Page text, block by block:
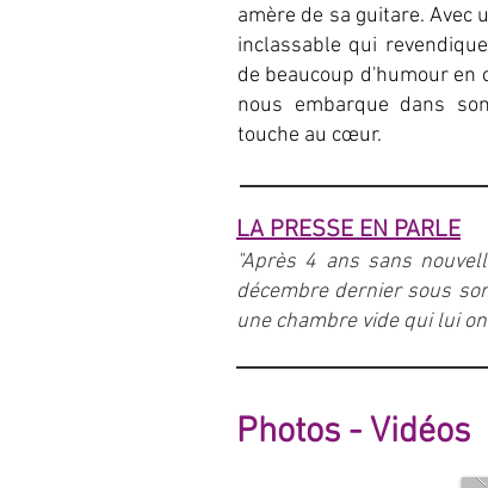
amère de sa guitare. Avec
inclassable qui
de beaucoup d'humour en
nous embarque dans
touche au cœur.
LA PRESSE EN PARLE
"Après 4 ans sans
décembre dernier sous
une chambre vide qui lui
Photos - Vidéos